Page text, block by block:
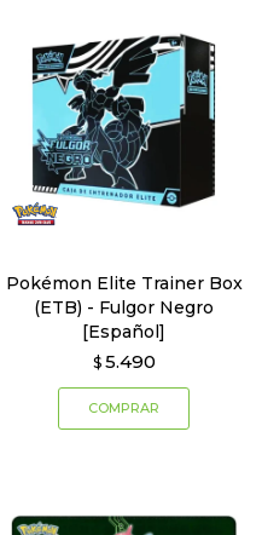
Pokémon Elite Trainer Box
(ETB) - Fulgor Negro
[Español]
$ 5.490